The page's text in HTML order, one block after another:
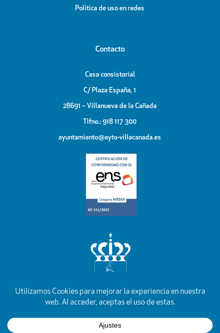
Política de uso en redes
Contacto
Casa consistorial
C/ Plaza España, 1
28691 – Villanueva de la Cañada
Tlfno.: 918 117 300
ayuntamiento@ayto-villacanada.es